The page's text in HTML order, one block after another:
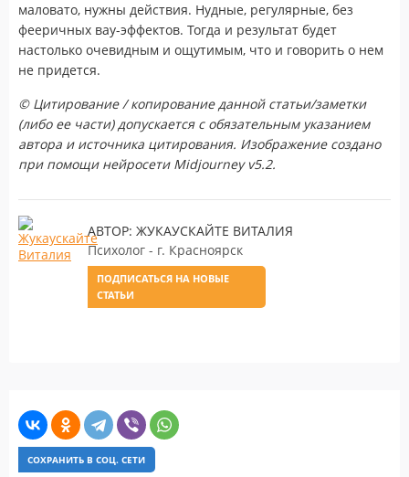
маловато, нужны действия. Нудные, регулярные, без
фееричных вау-эффектов. Тогда и результат будет
настолько очевидным и ощутимым, что и говорить о нем
не придется.
© Цитирование / копирование данной статьи/заметки
(либо ее части) допускается с обязательным указанием
автора и источника цитирования. Изображение создано
при помощи нейросети Midjourney v5.2.
АВТОР: ЖУКАУСКАЙТЕ ВИТАЛИЯ
Психолог - г. Красноярск
ПОДПИСАТЬСЯ НА НОВЫЕ
СТАТЬИ
СОХРАНИТЬ В СОЦ. СЕТИ